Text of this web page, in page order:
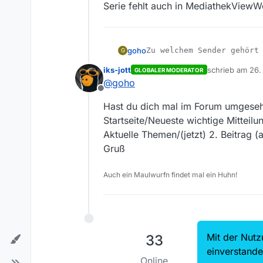
Serie fehlt auch in
G goho
Arte
Top of the Lake - Staffel 2 -
Staffel ist nur noch bis zum
Offline
iks-jott GLOBALER MODERATOR schrieb am 26.
zuletzt editiert
@goho
Hast du dich mal im Forum
Startseite/Neueste wichtige
Aktuelle Themen/(jetzt) 2. Beitrag
Gruß
Auch ein Maulwurfn findet mal ein Huhn!
33
Online
Mit der